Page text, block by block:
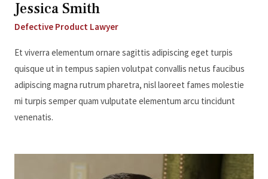
Jessica Smith
Defective Product Lawyer
Et viverra elementum ornare sagittis adipiscing eget turpis
quisque ut in tempus sapien volutpat convallis netus faucibus
adipiscing magna rutrum pharetra, nisl laoreet fames molestie
mi turpis semper quam vulputate elementum arcu tincidunt
venenatis.